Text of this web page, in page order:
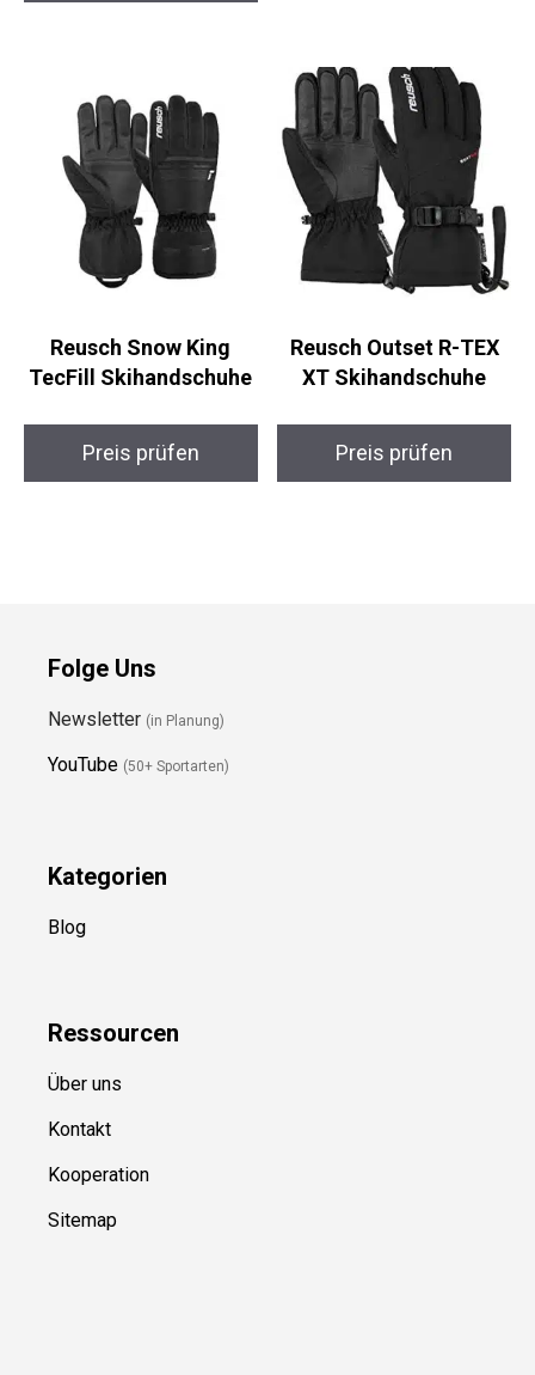
Reusch Snow King
TecFill Skihandschuhe
Reusch Outset R-TEX
XT Skihandschuhe
Folge Uns
YouTube (50+ Sportarten)
Blog
Ressource
Über uns
Kontakt